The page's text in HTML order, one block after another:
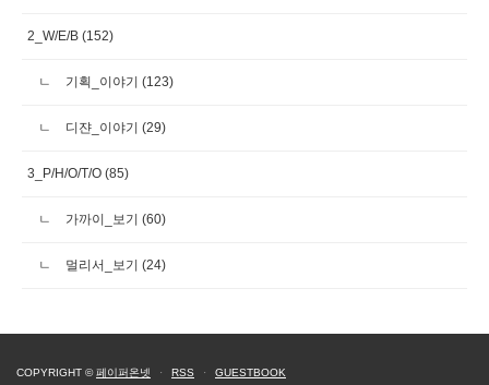
2_W/E/B (152)
기획_이야기 (123)
디쟌_이야기 (29)
3_P/H/O/T/O (85)
가까이_보기 (60)
멀리서_보기 (24)
COPYRIGHT ©페이퍼온넷 · RSS · GUESTBOOK